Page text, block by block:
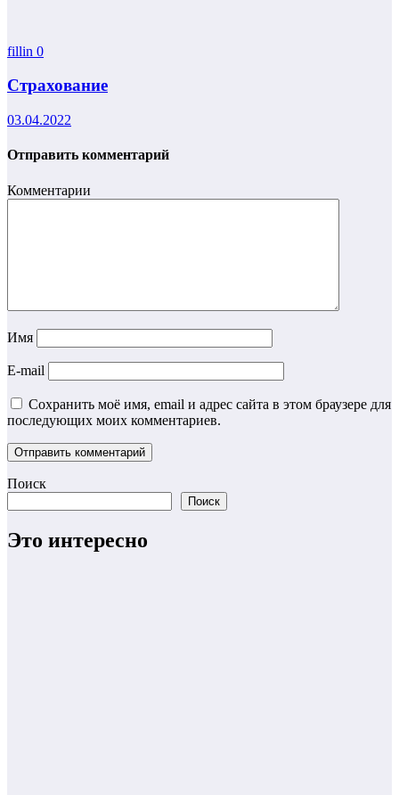
fillin 0
Страхование
03.04.2022
Отправить комментарий
Комментарии
Имя
E-mail
Сохранить моё имя, email и адрес сайта в этом браузере для
последующих моих комментариев.
Поиск
Поиск
Это интересно